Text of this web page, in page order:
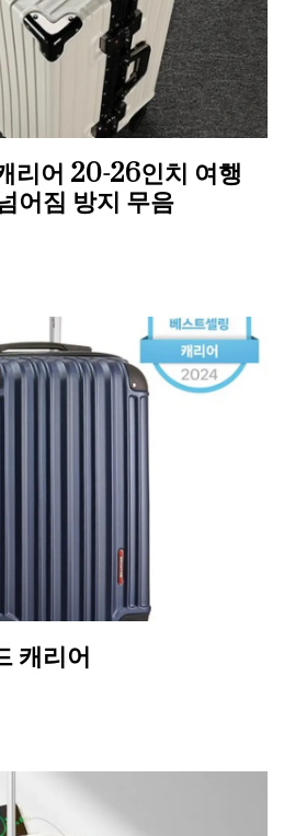
리어 20-26인치 여행
어짐 방지 무음
캐리어